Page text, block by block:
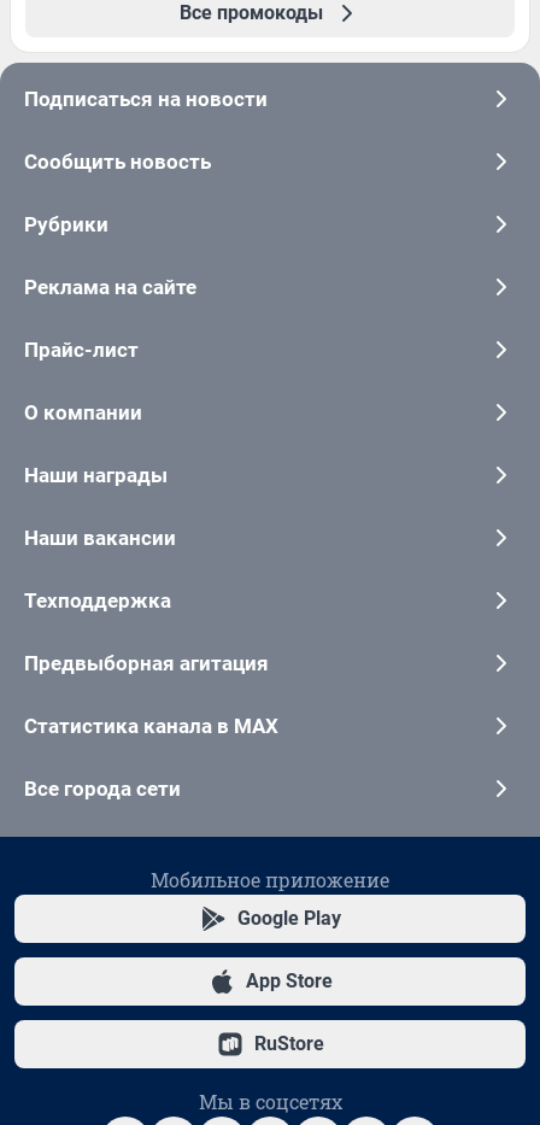
Все промокоды
Подписаться на новости
Сообщить новость
Рубрики
Реклама на сайте
Прайс-лист
О компании
Наши награды
Наши вакансии
Техподдержка
Предвыборная агитация
Статистика канала в MAX
Все города сети
Мобильное приложение
Google Play
App Store
RuStore
Мы в соцсетях